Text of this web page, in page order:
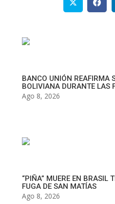
BANCO UNIÓN REAFIRMA
BOLIVIANA DURANTE LAS
Ago 8, 2026
“PIÑA” MUERE EN BRASIL
FUGA DE SAN MATÍAS
Ago 8, 2026